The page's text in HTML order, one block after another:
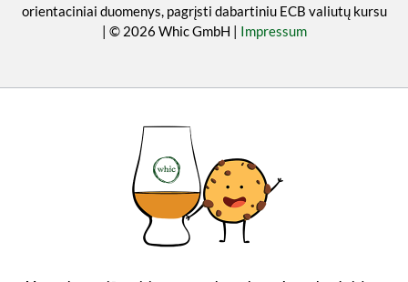
orientaciniai duomenys, pagrįsti dabartiniu ECB valiutų kursu
| © 2026 Whic GmbH | Impressum